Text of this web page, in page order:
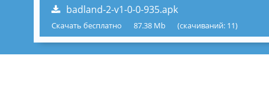
badland-2-v1-0-0-935.apk
Скачать бесплатно 87.38 Mb (cкачиваний: 11)